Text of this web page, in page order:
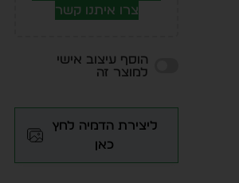
צרו איתנו קשר
הוסף עיצוב אישי
למוצר זה
ליצירת הדמיה לחץ
כאן